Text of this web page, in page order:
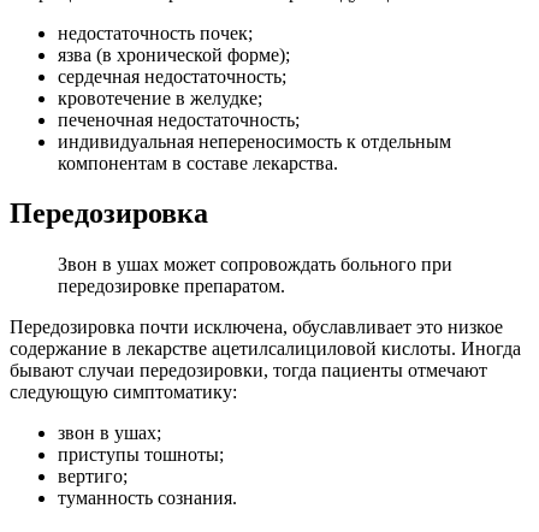
недостаточность почек;
язва (в хронической форме);
сердечная недостаточность;
кровотечение в желудке;
печеночная недостаточность;
индивидуальная непереносимость к отдельным
компонентам в составе лекарства.
Передозировка
Звон в ушах может сопровождать больного при
передозировке препаратом.
Передозировка почти исключена, обуславливает это низкое
содержание в лекарстве ацетилсалициловой кислоты. Иногда
бывают случаи передозировки, тогда пациенты отмечают
следующую симптоматику:
звон в ушах;
приступы тошноты;
вертиго;
туманность сознания.